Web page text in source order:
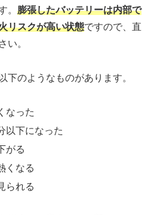
。 膨張したバッテリーは内部で
リスクが高い状態ですので、直
い。
下のようなものがあります。
なった
以下になった
がる
くなる
られる